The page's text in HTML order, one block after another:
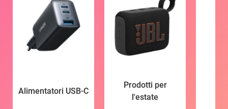
Alimentatori USB-C
Prodotti per
l'estate